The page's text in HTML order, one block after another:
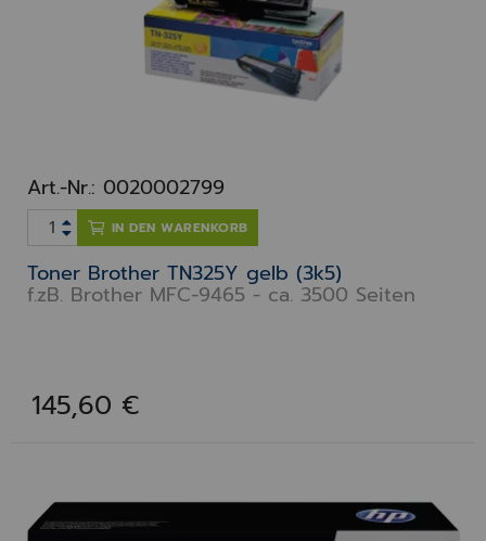
Art.-Nr.: 0020002799
IN DEN WARENKORB
Toner Brother TN325Y gelb (3k5)
f.zB. Brother MFC-9465 - ca. 3500 Seiten
145,60 €